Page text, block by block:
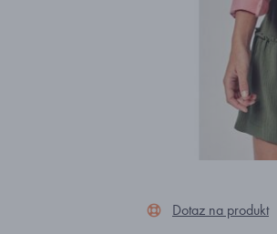
Dotaz na produkt